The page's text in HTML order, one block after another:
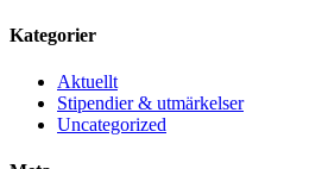
Kategorier
Aktuellt
Stipendier & utmärkelser
Uncategorized